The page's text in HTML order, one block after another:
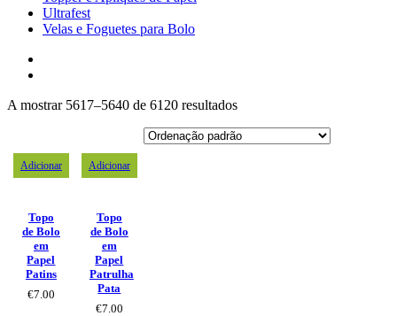
Ultrafest
Velas e Foguetes para Bolo
A mostrar 5617–5640 de 6120 resultados
Adicionar
Topo
de Bolo
em
Papel
Patins
€7.00
Adicionar
Topo
de Bolo
em
Papel
Patrulha
Pata
€7.00